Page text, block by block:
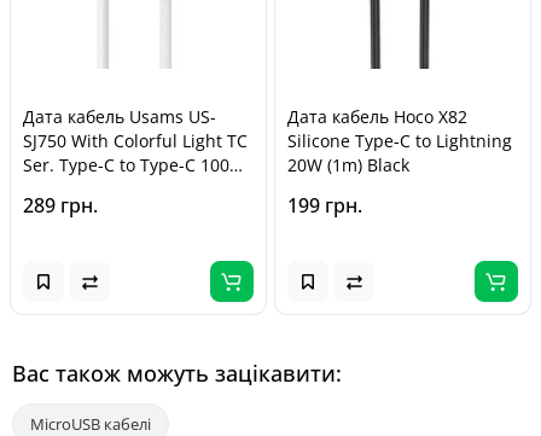
Дата кабель Usams US-
SJ750 With Colorful Light TC
Ser. Type-C to Type-C 100W
289 грн.
Дата кабель Hoco X82
Silicone Type-C to Lightning
20W (1m) Black
199 грн.
Вас також можуть зацікавити:
MicroUSB кабелі